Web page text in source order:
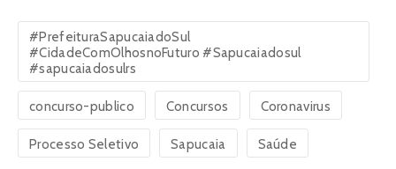
#PrefeituraSapucaiadoSul
#CidadeComOlhosnoFuturo #Sapucaiadosul
#sapucaiadosulrs
concurso-publico Concursos Coronavirus
Processo Seletivo Sapucaia Saúde